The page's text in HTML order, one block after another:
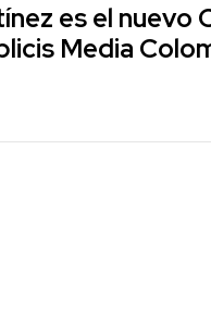
es el nuevo
Media